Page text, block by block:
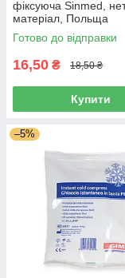
фіксуюча Sinmed,
матеріал, Польща
Готово до відправки
16,50 ₴ 18,50 ₴
Купити
–5%